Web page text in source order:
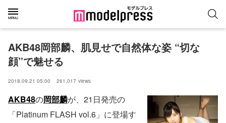
AKB48岡部麟、肌見せで自然体な姿 “切な
顔”で魅せる
2018.09.21 05:00 261,017 views
AKB48の岡部麟が、21日発売の
「Platinum FLASH vol.6」に登場す